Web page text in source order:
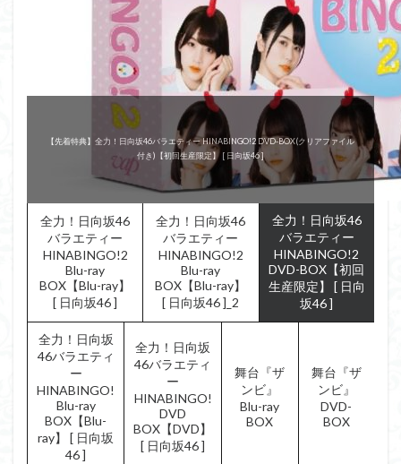
全力！日向坂46バラエティー HINABINGO!2 Blu-ray BOX【Blu-ray】 [ 日向坂46 ]
全力！日向坂46バラエティー HINABINGO!2 Blu-ray BOX【Blu-ray】 [ 日向坂46 ]
【先着特典】全力！日向坂46バラエティー HINABINGO!2 DVD-BOX(クリアファイル
付き)【初回生産限定】 [ 日向坂46 ]
全力！日向坂46バラエティー HINABINGO! Blu-ray BOX【Blu-ray】 [ 日向坂46 ]
全力！日向坂46バラエティー HINABINGO! DVD-BOX(初回生産限定) [ 日向坂46 ]
舞台『ザンビ』
Blu-ray BOX
舞台『ザンビ』
DVD-BOX
『Re:Mind』 DVD-BOX
『KEYABINGO!4』
～ひらがなけやきって何？～
Blu-ray BOX【Blu-ray】
『KEYABINGO!4』
～ひらがなけやきって何？～
DVD-BOX(初回生産限定)
全力！日向坂46
バラエティー
HINABINGO!2
Blu-ray
BOX【Blu-ray】
[ 日向坂46 ]
全力！日向坂46
バラエティー
HINABINGO!2
Blu-ray
BOX【Blu-ray】
[ 日向坂46 ]_2
全力！日向坂46
バラエティー
HINABINGO!2
DVD-BOX【初回
生産限定】 [ 日向
坂46 ]
全力！日向坂
46バラエティ
ー
HINABINGO!
Blu-ray
BOX【Blu-
ray】 [ 日向坂
46 ]
全力！日向坂
46バラエティ
ー
HINABINGO!
DVD
BOX【DVD】
[ 日向坂46 ]
舞台『ザ
ンビ』
Blu-ray
BOX
舞台『ザ
ンビ』
DVD-
BOX